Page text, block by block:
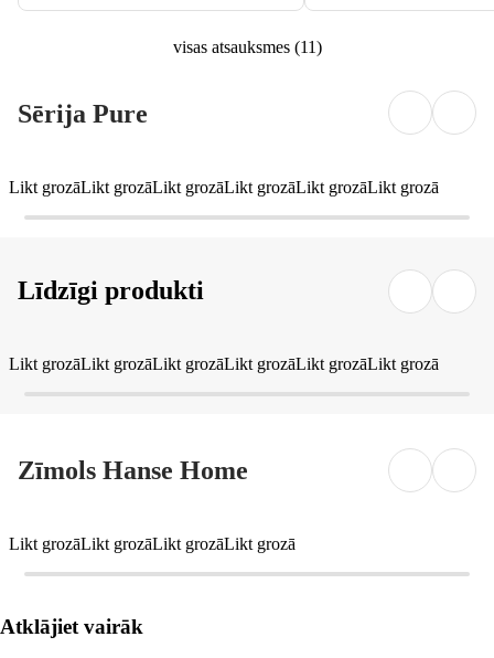
visas atsauksmes(11)
Sērija Pure
Likt grozāLikt grozāLikt grozāLikt grozāLikt grozāLikt grozā
Līdzīgi produkti
Likt grozāLikt grozāLikt grozāLikt grozāLikt grozāLikt grozā
Zīmols Hanse Home
Likt grozāLikt grozāLikt grozāLikt grozā
Atklājiet vairāk